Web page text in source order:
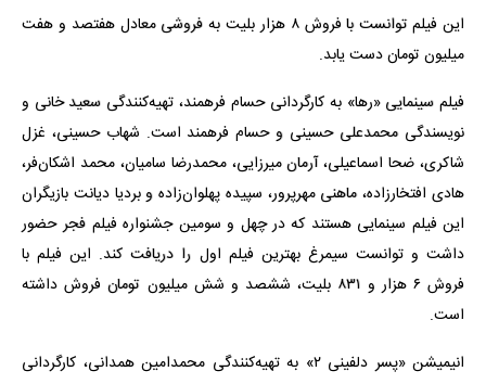
این فیلم توانست با فروش ۸ هزار بلیت به فروشی معادل هفتصد و هفت
میلیون تومان دست یابد.
فیلم سینمایی «رها» به کارگردانی حسام فرهمند، تهیه‌کنندگی سعید خانی و
نویسندگی محمدعلی حسینی و حسام فرهمند است. شهاب حسینی، غزل
شاکری، ضحا اسماعیلی، آرمان میرزایی، محمدرضا سامیان، محمد اشکان‌فر،
هادی افتخارزاده، ماهنی مهرپرور، سپیده پهلوان‌زاده و بردیا دیانت بازیگران
این فیلم سینمایی هستند که در چهل و سومین جشنواره فیلم فجر حضور
داشت و توانست سیمرغ بهترین فیلم اول را دریافت کند. این فیلم با
فروش ۶ هزار و ۸۳۱ بلیت، ششصد و شش میلیون تومان فروش داشته
است.
انیمیشن «پسر دلفینی ۲» به تهیه‌کنندگی محمدامین همدانی، کارگردانی